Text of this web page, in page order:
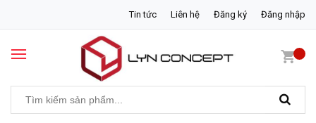
Tin tức Liên hệ Đăng ký Đăng nhập